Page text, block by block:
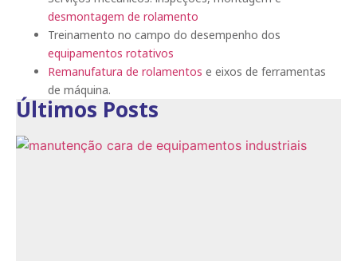
desmontagem de rolamento
Treinamento no campo do desempenho dos
equipamentos rotativos
Remanufatura de rolamentos e eixos de ferramentas
de máquina.
Últimos Posts